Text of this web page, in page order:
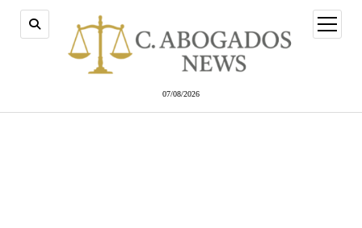
07/08/2026
abrir
menú